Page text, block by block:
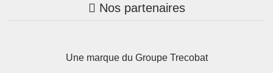
Pays de la Loire
Occitanie
Maison + terrain
Mon compte Trecobois
Parrainez un proche!
Nos partenaires
Une marque du Groupe Trecobat